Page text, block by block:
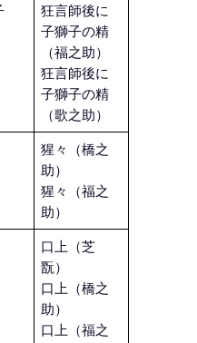
狂言師後に
子獅子の精
（福之助）
狂言師後に
子獅子の精
（歌之助）
猩々（橋之
助）
猩々（福之
助）
口上（芝
翫）
口上（橋之
助）
口上（福之